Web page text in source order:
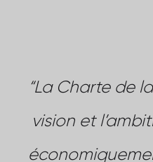
“La Charte de
vision et